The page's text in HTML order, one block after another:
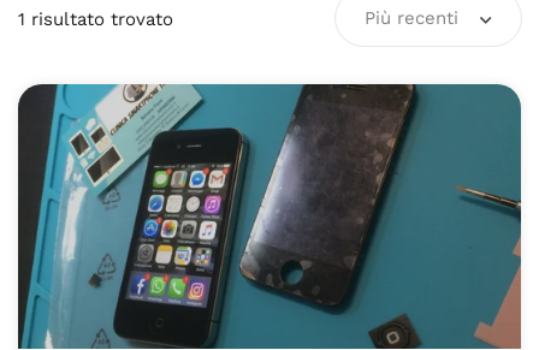
1 risultato trovato Più recenti